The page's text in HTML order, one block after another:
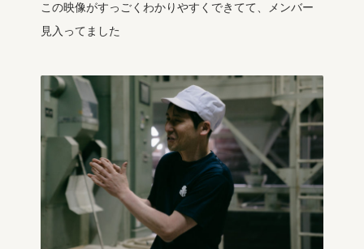
この映像がすっごくわかりやすくできてて、メンバー
見入ってました